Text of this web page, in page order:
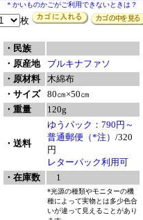
＊かいものかごがご利用できないときは？
枚
・民族
・原産地
ブルキナファソ
・原材料
木綿布
・サイズ
80㎝×50㎝
・重量
120g
・送料
ゆうパック：790円～
普通郵便（*注） /320
円
レターパック利用可
・在庫数
1
*光源の種類やモニターの機
種によって実物とは多少色合
いが違って見えることがあり